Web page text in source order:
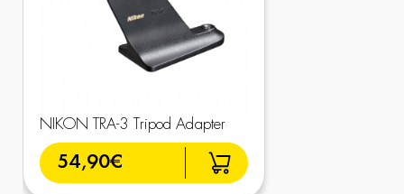
NIKON TRA-3 Tripod Adapter
54,90€